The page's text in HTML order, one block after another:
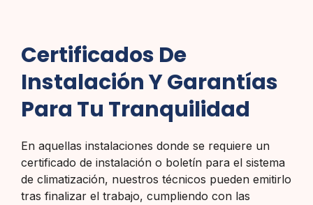
Certificados De
Instalación Y Garantías
Para Tu Tranquilidad
En aquellas instalaciones donde se requiere un
certificado de instalación o boletín para el sistema
de climatización, nuestros técnicos pueden emitirlo
tras finalizar el trabajo, cumpliendo con las